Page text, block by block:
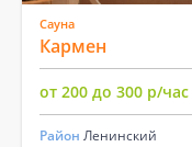
Сауна
Кармен
от 200 до 300 р/час
Район Ленинский